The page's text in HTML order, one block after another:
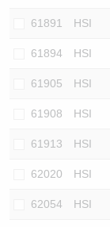
61891 HSI
61894 HSI
61905 HSI
61908 HSI
61913 HSI
62020 HSI
62054 HSI